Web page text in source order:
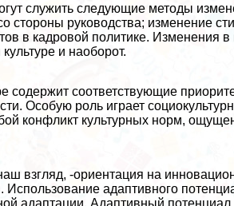
служить следующие методы
стороны руководства; изменение
в кадровой политике. Изменения в
и наоборот.
содержит соответствующие
Особую роль играет
конфликт культурных норм,
взгляд, -ориентация на
адаптивного
адаптации. Адаптивный потенциал